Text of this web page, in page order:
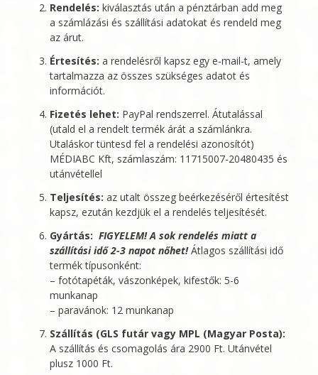
Rendelés: kiválasztás után a pénztárban add meg
a számlázási és szállítási adatokat és rendeld meg
az árut.
Értesítés: a rendelésről kapsz egy e-mail-t, amely
tartalmazza az összes szükséges adatot és
információt.
Fizetés lehet: PayPal rendszerrel. Átutalással
(utald el a rendelt termék árát a számlánkra.
Utaláskor tüntesd fel a rendelési azonosítót)
MÉDIABC Kft, számlaszám: 11715007-20480435 és
utánvétellel
Teljesítés: az utalt összeg beérkezéséről értesítést
kapsz, ezután kezdjük el a rendelés teljesítését.
Gyártás: FIGYELEM! A sok rendelés miatt a
szállítási idő 2-3 napot nőhet!Átlagos szállítási idő
termék típusonként:
– fotótapéták, vászonképek, kifestők: 5-6
munkanap
– paravánok: 12 munkanap
Szállítás (GLS futár vagy MPL (Magyar Posta):
A szállítás és csomagolás ára 2900 Ft. Utánvétel
plusz 1000 Ft.